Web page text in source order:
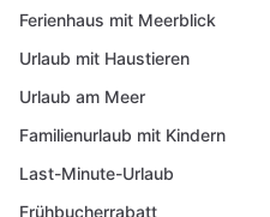
Ferienhaus mit Meerblick
Urlaub mit Haustieren
Urlaub am Meer
Familienurlaub mit Kindern
Last-Minute-Urlaub
Frühbucherrabatt